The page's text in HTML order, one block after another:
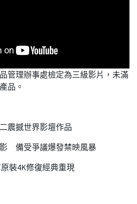
管理辦事處檢定為三級影片，未滿
品。
震撼世界影壇作品
備受爭議爆發禁映風暴
裝4K修復經典重現